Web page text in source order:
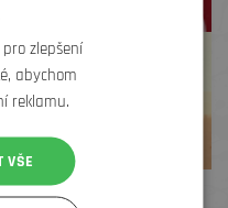
zlepšení
abychom
reklamu.
VŠE